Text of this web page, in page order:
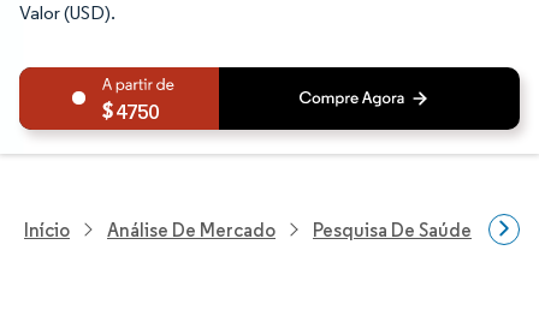
Valor (USD).
4750
Início Análise De Mercado Pesquisa De Saúde